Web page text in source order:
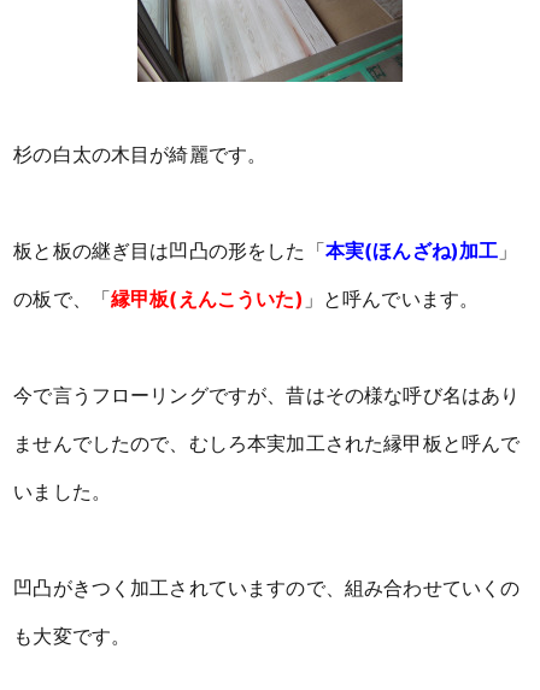
杉の白太の木目が綺麗です。
板と板の継ぎ目は凹凸の形をした「本実(ほんざね)加工 」
の板で、「縁甲板(えんこういた) 」と呼んでいます。
今で言うフローリングですが、昔はその様な呼び名はあり
ませんでしたので、むしろ本実加工された縁甲板と呼んで
いました。
凹凸がきつく加工されていますので、組み合わせていくの
も大変です。